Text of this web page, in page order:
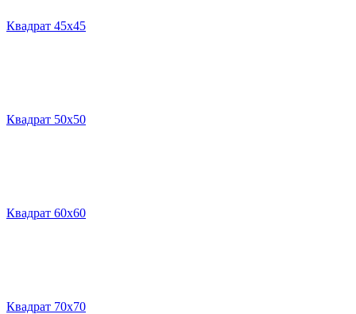
Квадрат 45х45
Квадрат 50х50
Квадрат 60х60
Квадрат 70х70